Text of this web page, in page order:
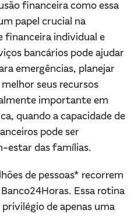
financeira como essa
papel crucial na
financeira individual e
bancários pode ajudar
emergências, planejar
seus recursos
importante em
quando a capacidade de
pode ser
estar das famílias.
de pessoas* recorrem
Essa rotina
de apenas uma